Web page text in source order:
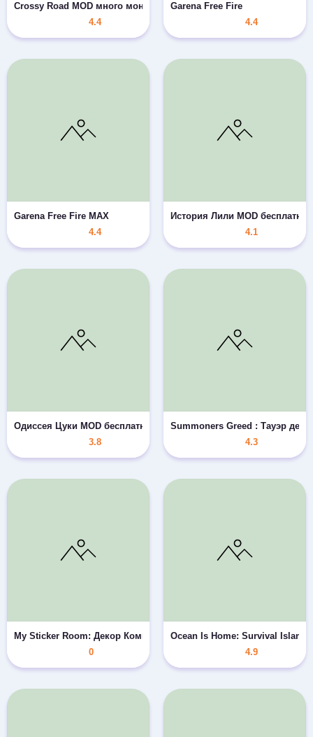
Crossy Road MOD много монет/скины
4.4
Garena Free Fire
4.4
Garena Free Fire MAX
4.4
История Лили MOD
4.1
Одиссея Цуки MOD бесплатные покупки
3.8
Summoners Greed : Тауэр
4.3
My Sticker Room: Декор Комнаты MOD бесплатные покупки/без
0
Ocean Is Home: Survival Island
4.9